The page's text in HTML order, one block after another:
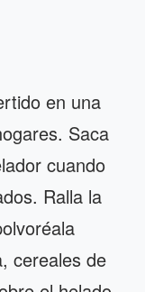
en una
Saca
cuando
Ralla la
cereales de